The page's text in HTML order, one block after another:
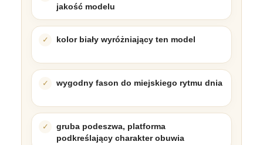
jakość modelu
kolor biały wyróżniający ten model
wygodny fason do miejskiego rytmu dnia
gruba podeszwa, platforma
podkreślający charakter obuwia